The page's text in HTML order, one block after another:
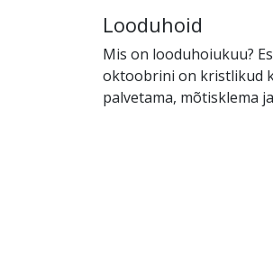
Looduhoid
Mis on looduhoiukuu?
oktoobrini on kristlikud
palvetama, mõtisklema